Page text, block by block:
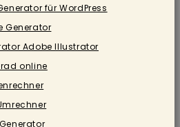
für WordPress
Generator
Adobe Illustrator
online